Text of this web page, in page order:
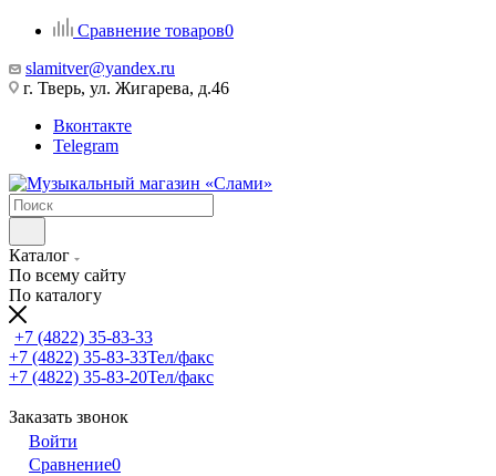
Сравнение товаров0
slamitver@yandex.ru
г. Тверь, ул. Жигарева, д.46
Вконтакте
Telegram
Каталог
По всему сайту
По каталогу
+7 (4822) 35-83-33
+7 (4822) 35-83-33Тел/факс
+7 (4822) 35-83-20Тел/факс
Заказать звонок
Войти
Сравнение0